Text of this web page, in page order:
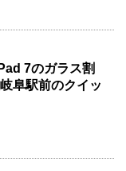
7のガラス割
阜駅前のクイッ